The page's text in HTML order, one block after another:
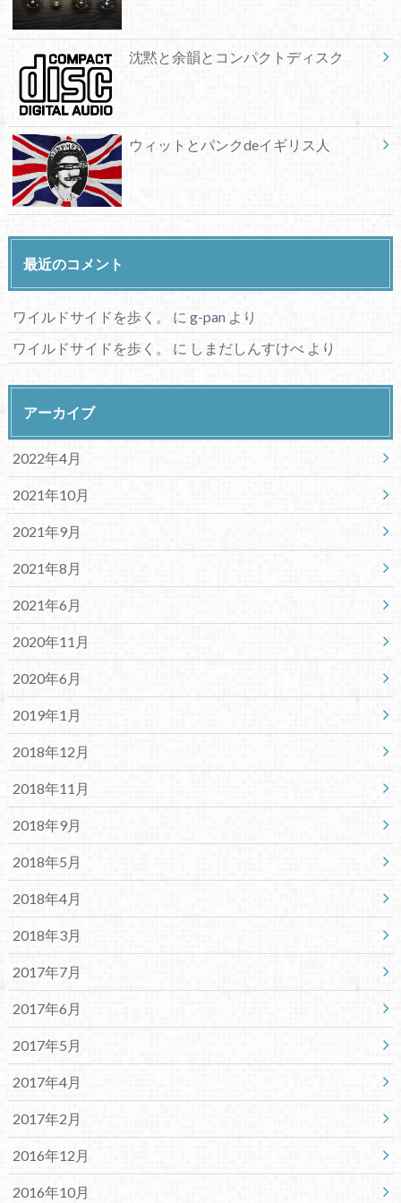
沈黙と余韻とコンパクトディスク
ウィットとパンクdeイギリス人
最近のコメント
ワイルドサイドを歩く。 に g-panより
ワイルドサイドを歩く。
に しまだしんすけべ より
アーカイブ
2022年4月
2021年10月
2021年9月
2021年8月
2021年6月
2020年11月
2020年6月
2019年1月
2018年12月
2018年11月
2018年9月
2018年5月
2018年4月
2018年3月
2017年7月
2017年6月
2017年5月
2017年4月
2017年2月
2016年12月
2016年10月